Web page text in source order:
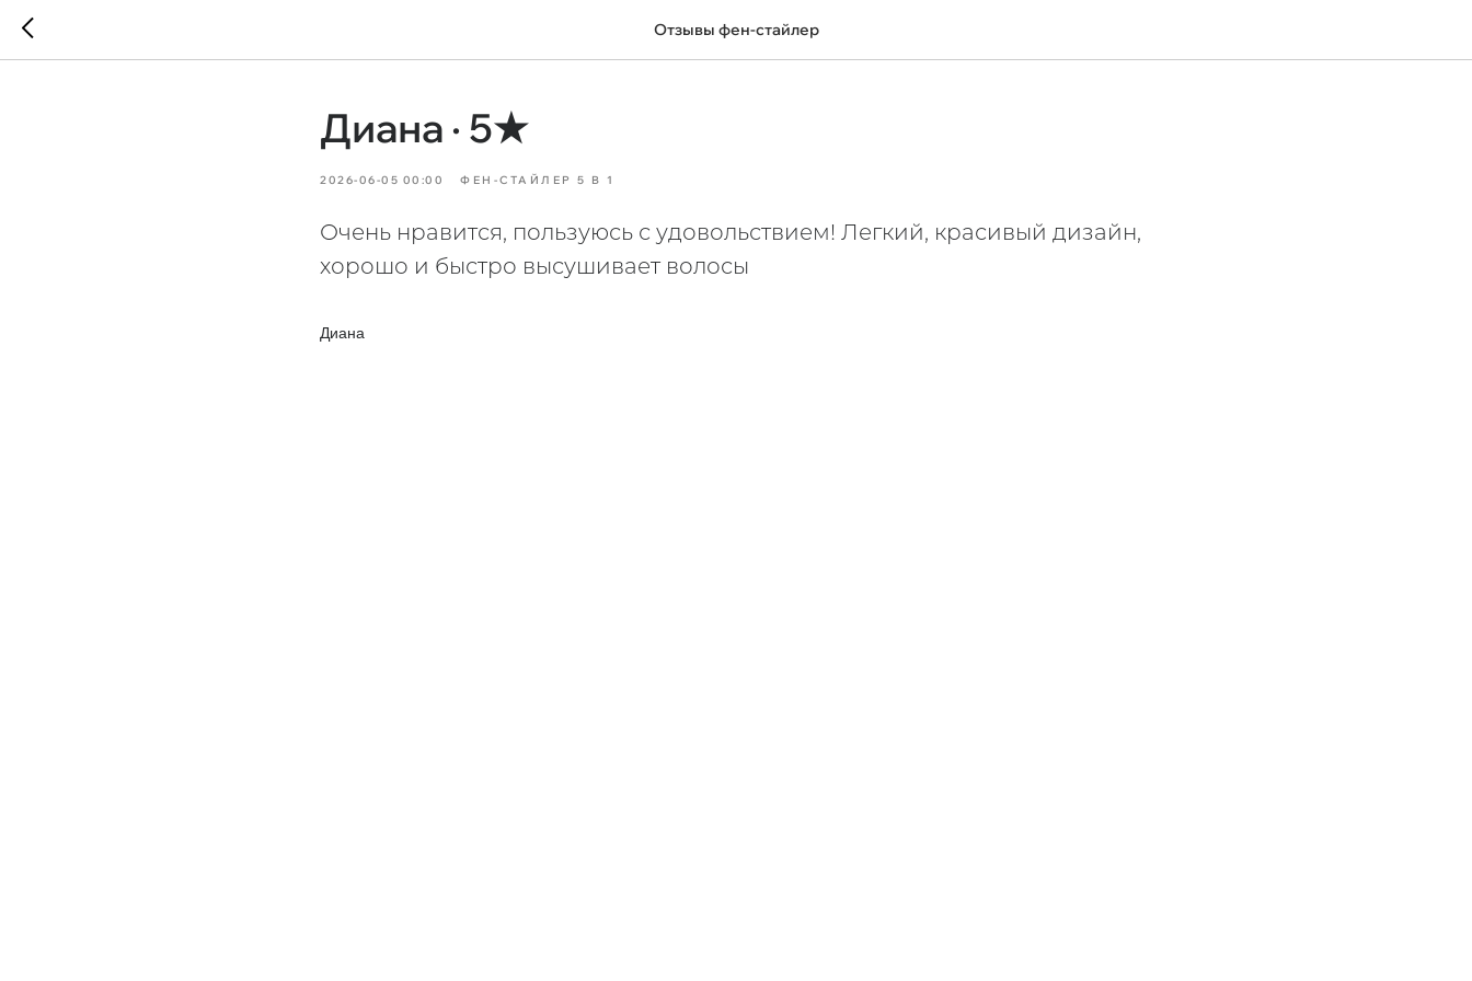
Отзывы фен-стайлер
Диана · 5★
2026-06-05 00:00 ФЕН-СТАЙЛЕР 5 В 1
Очень нравится, пользуюсь с удовольствием! Легкий, красивый дизайн,
хорошо и быстро высушивает волосы
Диана